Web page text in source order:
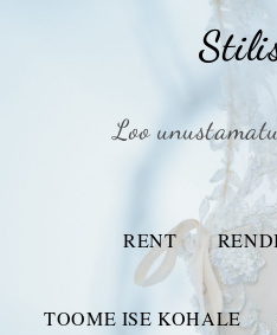
Loo
RENT
TOOME ISE KOHALE